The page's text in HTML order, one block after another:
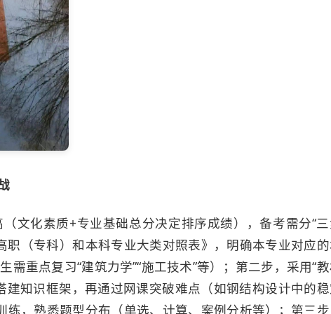
文化素质+专业基础总分决定排序成绩），备考需分“
职（专科）和本科专业大类对照表》，明确本专业对应
重点复习“建筑力学”“施工技术”等）；第二步，采用“
建知识框架，再通过网课突破难点（如钢结构设计中的
，熟悉题型分布（单选、计算、案例分析等）；第三步